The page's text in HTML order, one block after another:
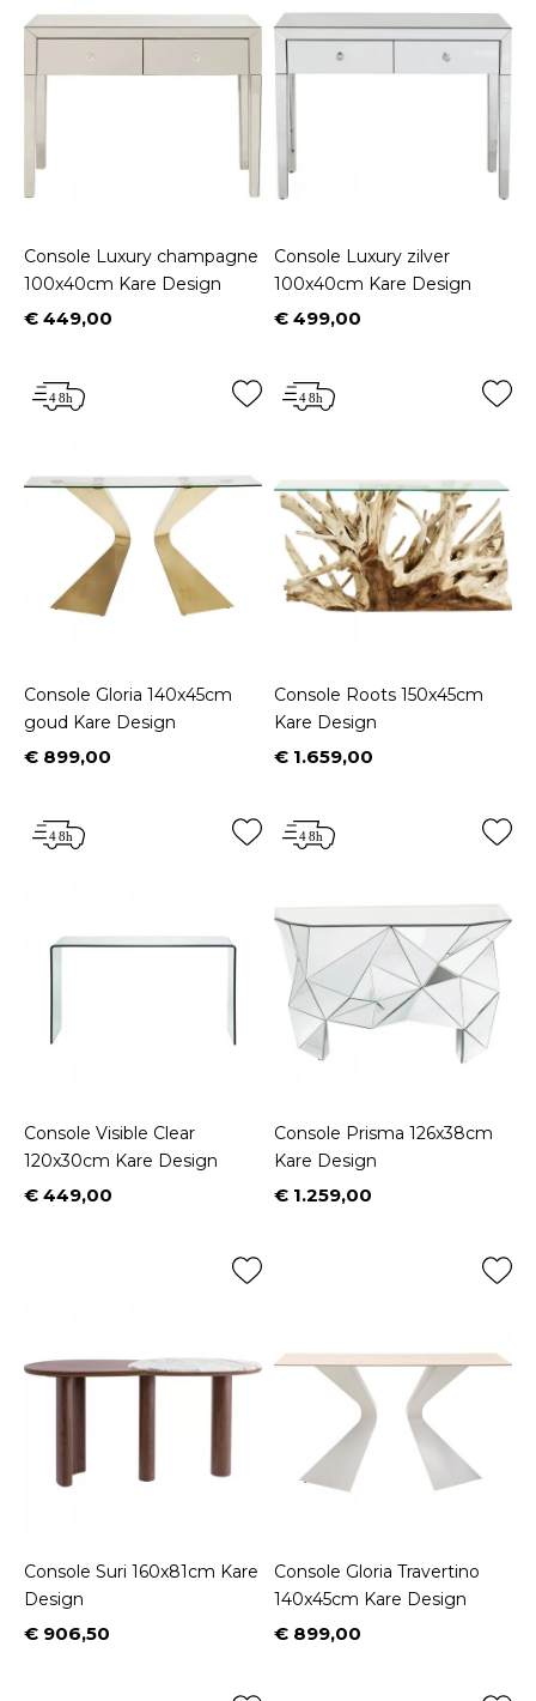
Console Luxury champagne
100x40cm Kare Design
Prijs
€ 449,00
Console Luxury zilver
100x40cm Kare Design
Prijs
€ 499,00
Console Gloria 140x45cm
goud Kare Design
Prijs
€ 899,00
Console Roots 150x45cm
Kare Design
Prijs
€ 1.659,00
Console Visible Clear
120x30cm Kare Design
Prijs
€ 449,00
Console Prisma 126x38cm
Kare Design
Prijs
€ 1.259,00
Console Suri 160x81cm Kare
Design
Prijs
€ 906,50
Console Gloria Travertino
140x45cm Kare Design
Prijs
€ 899,00